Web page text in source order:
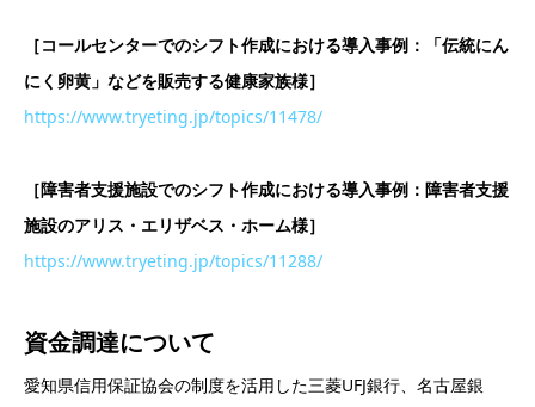
［コールセンターでのシフト作成における導入事例：「伝統にん
にく卵黄」などを販売する健康家族様］
https://www.tryeting.jp/topics/11478/
［障害者支援施設でのシフト作成における導入事例：障害者支援
施設のアリス・エリザベス・ホーム様］
https://www.tryeting.jp/topics/11288/
資金調達について
愛知県信用保証協会の制度を活用した三菱UFJ銀行、名古屋銀